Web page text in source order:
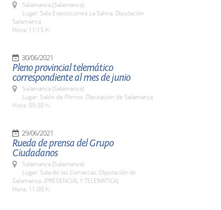
Salamanca (Salamanca)
Lugar: Sala Exposiciones La Salina. Diputación
Salamanca
Hora: 11:15 h.
30/06/2021
Pleno provincial telemático
correspondiente al mes de junio
Salamanca (Salamanca)
Lugar: Salón de Plenos. Diputación de Salamanca
Hora: 09:30 h.
29/06/2021
Rueda de prensa del Grupo
Ciudadanos
Salamanca (Salamanca)
Lugar: Sala de las Comarcas. Diputación de
Salamanca. (PRESENCIAL Y TELEMÁTICA)
Hora: 11:00 h.